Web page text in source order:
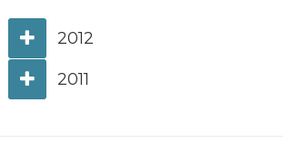
2012
2011